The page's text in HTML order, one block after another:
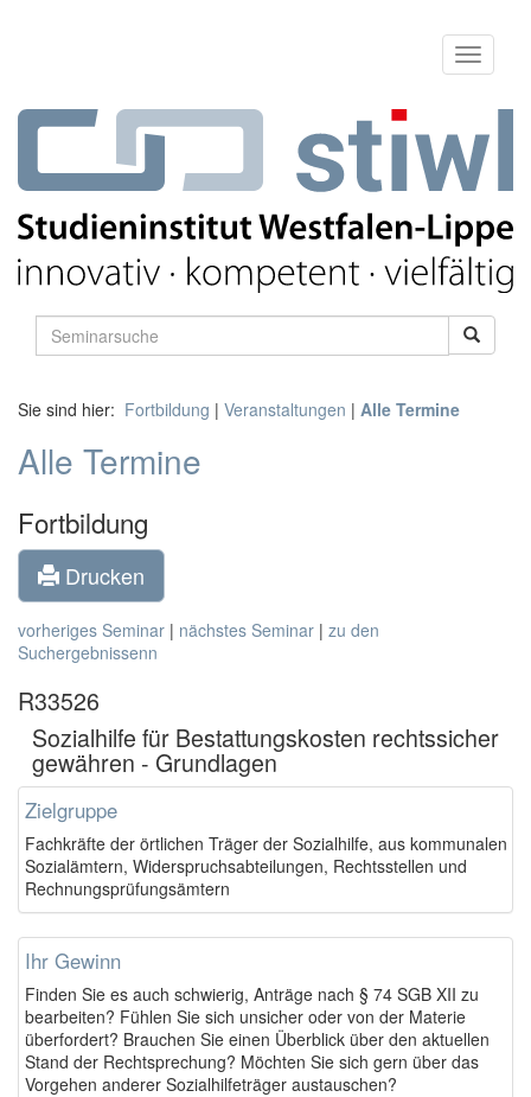
Sie sind hier: Fortbildung | Veranstaltungen | Alle Termine
Alle Termine
Fortbildung
Drucken
vorheriges Seminar | nächstes Seminar | zu den
Suchergebnissenn
R33526
Sozialhilfe für Bestattungskosten rechtssicher
gewähren - Grundlagen
Zielgruppe
Fachkräfte der örtlichen Träger der Sozialhilfe, aus kommunalen
Sozialämtern, Widerspruchsabteilungen, Rechtsstellen und
Rechnungsprüfungsämtern
Ihr Gewinn
Finden Sie es auch schwierig, Anträge nach § 74 SGB XII zu
bearbeiten? Fühlen Sie sich unsicher oder von der Materie
überfordert? Brauchen Sie einen Überblick über den aktuellen
Stand der Rechtsprechung? Möchten Sie sich gern über das
Vorgehen anderer Sozialhilfeträger austauschen?